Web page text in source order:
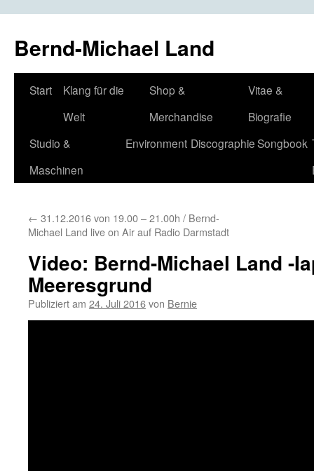
Bernd-Michael Land
Zum
springen
Start
Klang für die
Welt
Shop &
Merchandise
Vitae &
Biografie
Studio &
Maschinen
Environment DiscographieSongbook
← 31.12.2016 von 19.00 – 21.00h / Bernd-
Michael Land live on Air auf Radio Darmstadt
Video: Bernd-Michael Land -
Meeresgrund
Publiziert am 24. Juli 2016von Bernie